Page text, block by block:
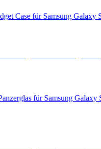
Case für Samsung Galaxy
für Samsung Galaxy